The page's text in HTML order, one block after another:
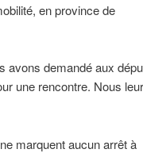
en province de
avons demandé aux
une rencontre. Nous leur
marquent aucun arrêt à